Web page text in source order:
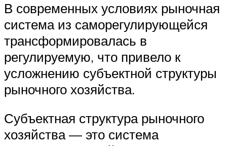
В современных условиях рыночная
система из саморегулирующейся
трансформировалась в
регулируемую, что привело к
усложнению субъектной структуры
рыночного хозяйства.
Субъектная структура рыночного
хозяйства — это система